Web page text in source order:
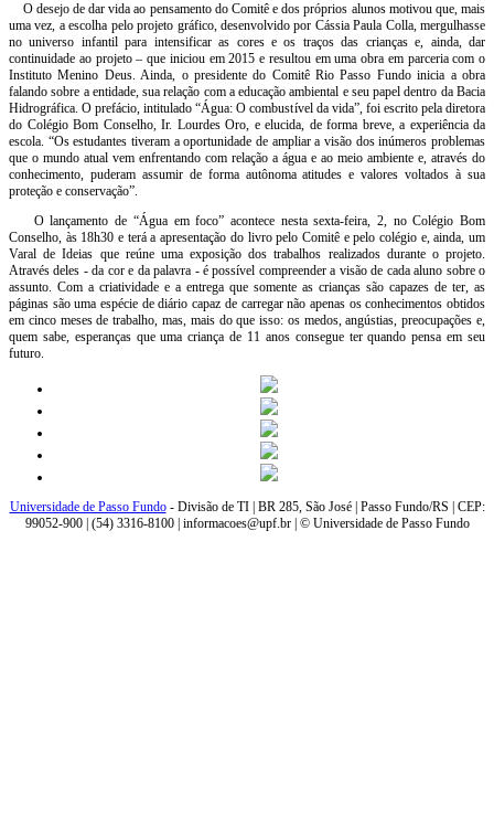
O desejo de dar vida ao pensamento do Comitê e dos próprios alunos motivou que, mais
uma vez, a escolha pelo projeto gráfico, desenvolvido por Cássia Paula Colla, mergulhasse
no universo infantil para intensificar as cores e os traços das crianças e, ainda, dar
continuidade ao projeto – que iniciou em 2015 e resultou em uma obra em parceria com o
Instituto Menino Deus. Ainda, o presidente do Comitê Rio Passo Fundo inicia a obra
falando sobre a entidade, sua relação com a educação ambiental e seu papel dentro da Bacia
Hidrográfica. O prefácio, intitulado “Água: O combustível da vida”, foi escrito pela diretora
do Colégio Bom Conselho, Ir. Lourdes Oro, e elucida, de forma breve, a experiência da
escola. “Os estudantes tiveram a oportunidade de ampliar a visão dos inúmeros problemas
que o mundo atual vem enfrentando com relação a água e ao meio ambiente e, através do
conhecimento, puderam assumir de forma autônoma atitudes e valores voltados à sua
proteção e conservação”.
O lançamento de “Água em foco” acontece nesta sexta-feira, 2, no Colégio Bom
Conselho, às 18h30 e terá a apresentação do livro pelo Comitê e pelo colégio e, ainda, um
Varal de Ideias que reúne uma exposição dos trabalhos realizados durante o projeto.
Através deles - da cor e da palavra - é possível compreender a visão de cada aluno sobre o
assunto. Com a criatividade e a entrega que somente as crianças são capazes de ter, as
páginas são uma espécie de diário capaz de carregar não apenas os conhecimentos obtidos
em cinco meses de trabalho, mas, mais do que isso: os medos, angústias, preocupações e,
quem sabe, esperanças que uma criança de 11 anos consegue ter quando pensa em seu
futuro.
Universidade de Passo Fundo- Divisão de TI | BR 285, São José | Passo Fundo/RS | CEP:
99052-900 | (54) 3316-8100 | informacoes@upf.br | © Universidade de Passo Fundo